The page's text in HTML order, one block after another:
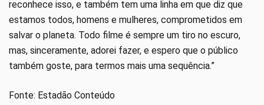
reconhece isso, e também tem uma linha em que diz que
estamos todos, homens e mulheres, comprometidos em
salvar o planeta. Todo filme é sempre um tiro no escuro,
mas, sinceramente, adorei fazer, e espero que o público
também goste, para termos mais uma sequência.”
Fonte: Estadão Conteúdo